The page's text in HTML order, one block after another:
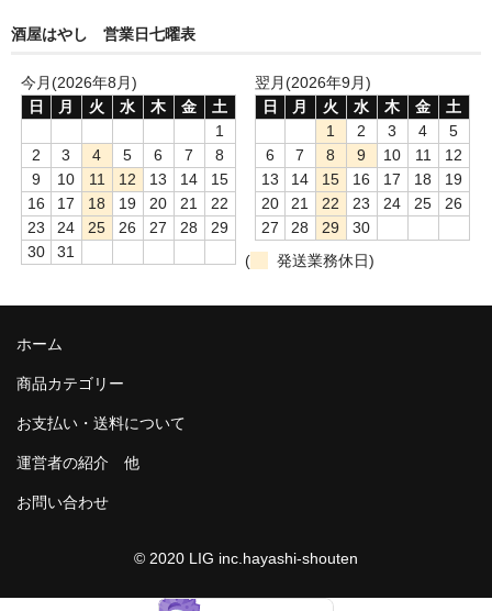
酒屋はやし 営業日七曜表
今月(2026年8月)
日
月 火 水 木 金
土
1
2
3 4 5 6 7
8
9
10 11 12 13 14
15
16
17 18 19 20 21
22
23
24 25 26 27 28
29
30
31
翌月(2026年9月)
日
月 火 水 木 金
土
1
2 3 4
5
6
7 8 9 10 11
12
13
14 15 16 17 18
19
20
21 22 23 24 25
26
27
28 29
30
(
発送業務休日)
ホーム
商品カテゴリー
お支払い・送料について
運営者の紹介 他
お問い合わせ
© 2020 LIG inc.hayashi-shouten